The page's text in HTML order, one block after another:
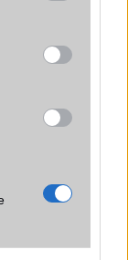
party tags to
below Google